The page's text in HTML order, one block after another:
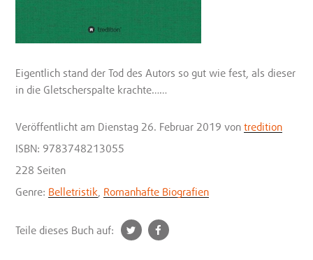
Eigentlich stand der Tod des Autors so gut wie fest, als dieser
in die Gletscherspalte krachte……
Veröffentlicht am Dienstag 26. Februar 2019 vontredition
ISBN: 9783748213055
228 Seiten
Genre: Belletristik Romanhafte Biografien
Teile dieses Buch auf:
t